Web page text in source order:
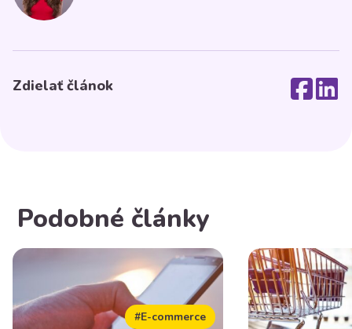
Zdielať článok
Podobné články
#E-commerce